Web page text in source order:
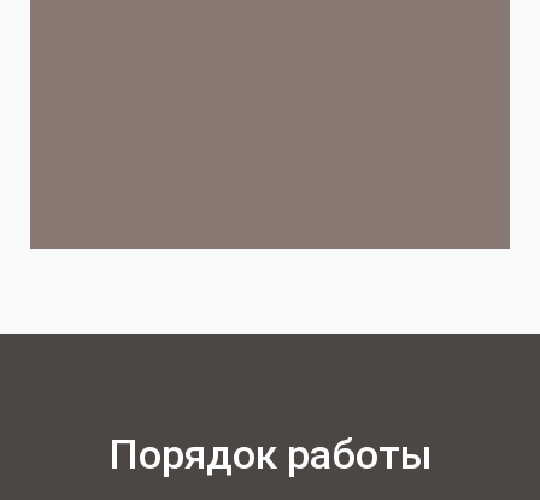
Порядок работы